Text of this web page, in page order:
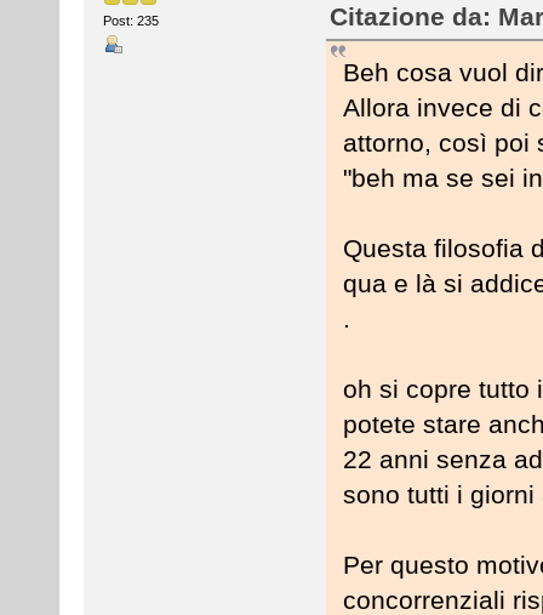
Post: 235
Citazione da:
Beh cosa vuol
Allora invece di
attorno, così poi
"beh ma se sei
Questa filosofia
qua e là si
.
oh si copre tutto
potete stare
22 anni senza
sono tutti i giorni
Per questo
concorrenziali